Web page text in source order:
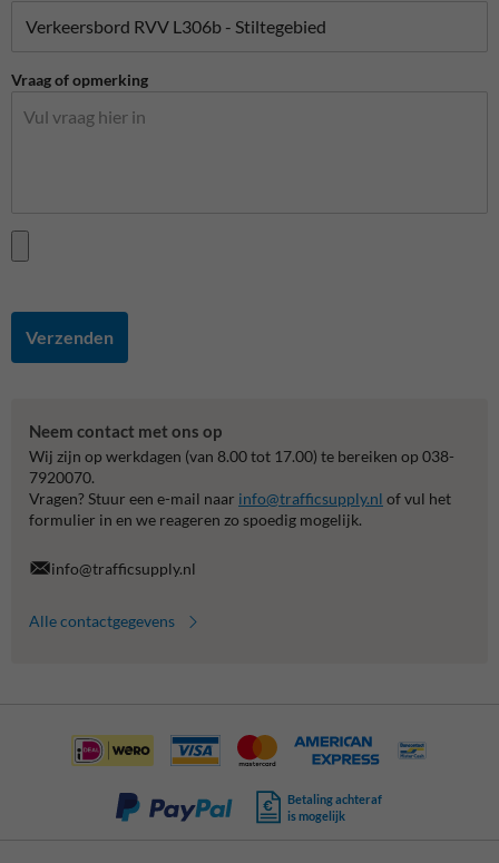
Vraag of opmerking
Verzenden
Neem contact met ons op
Wij zijn op werkdagen (van 8.00 tot 17.00) te bereiken op 038-
7920070.
Vragen? Stuur een e-mail naar info@trafficsupply.nl of vul het
formulier in en we reageren zo spoedig mogelijk.
info@trafficsupply.nl
Alle contactgegevens
Betaling achteraf
is mogelijk